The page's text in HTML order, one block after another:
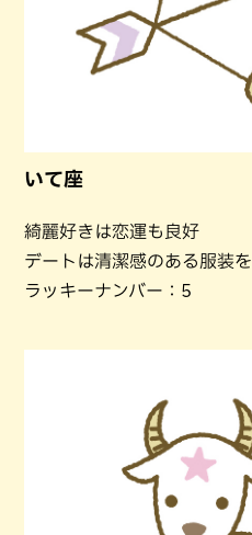
いて座
綺麗好きは恋運も良好
デートは清潔感のある服装を
ラッキーナンバー：5